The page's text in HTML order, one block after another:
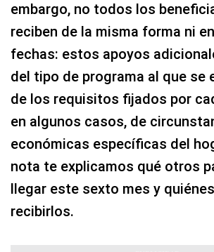
embargo, no todos los
reciben de la misma forma ni
fechas: estos apoyos
del tipo de programa al que se
de los requisitos fijados por
en algunos casos, de
económicas específicas del
nota te explicamos qué otros
llegar este sexto mes y
recibirlos.